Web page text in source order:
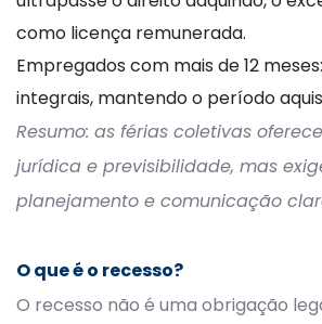
como licença remunerada.
Empregados com mais de 12
integrais, mantendo o período
Resumo: as férias coletivas
jurídica e previsibilidade, mas
planejamento e comunicação
O que é o recesso?
O recesso não é uma obrigação